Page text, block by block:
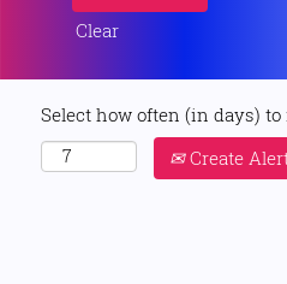
Clear
Select how often (in days) to
Create